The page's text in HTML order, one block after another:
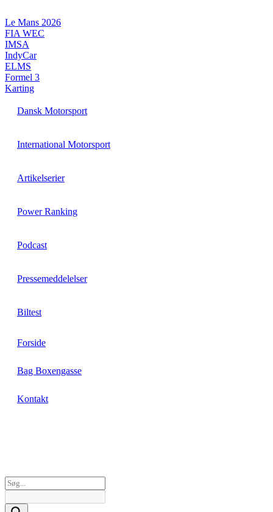
til
indhold
Le Mans 2026
FIA WEC
IMSA
IndyCar
ELMS
Formel 3
Karting
Dansk Motorsport
International Motorsport
Artikelserier
Power Ranking
Podcast
Pressemeddelelser
Biltest
Forside
Bag Boxengasse
Kontakt